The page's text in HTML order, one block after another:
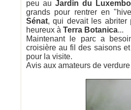
peu au Jardin du
grands pour rentrer en
Sénat, qui devait les abriter
heureux à Terra Botanica...
Maintenant le parc a
croisière au fil des saisons
pour la visite.
Avis aux amateurs de verdure